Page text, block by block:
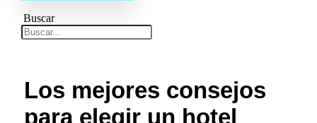
Buscar
Los mejores consejos
para elegir un hotel